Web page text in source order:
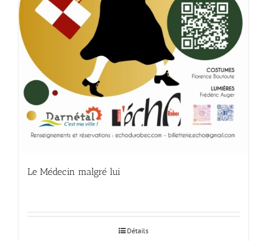
Le Médecin malgré lui
Détails